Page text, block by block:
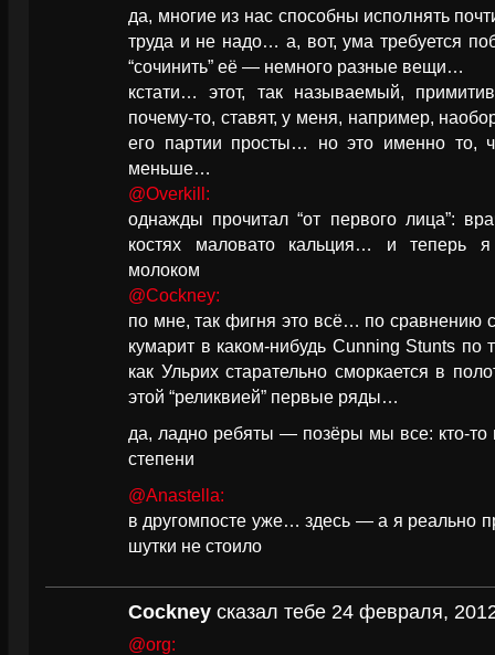
да, многие из нас способны исполнять
труда и не надо… а, вот, ума требуется
“сочинить” её — немного разные вещи…
кстати… этот, так называемый,
почему-то, ставят, у меня, например,
его партии просты… но это именно
меньше…
@Overkill:
однажды прочитал “от первого лица”:
костях маловато кальция… и теперь
молоком
@Cockney:
по мне, так фигня это всё… по сравнению
кумарит в каком-нибудь Cunning Stunts по
как Ульрих старательно сморкается в
этой “реликвией” первые ряды…
да, ладно ребяты — позёры мы все: кто-
степени
@Anastella:
в другомпосте уже… здесь — а я реально
шутки не стоило
Cockney сказал тебе 24 февраля,
@org: